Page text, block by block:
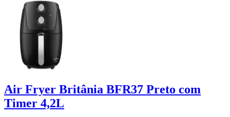
Air Fryer Britânia BFR37 Preto com
Timer 4,2L